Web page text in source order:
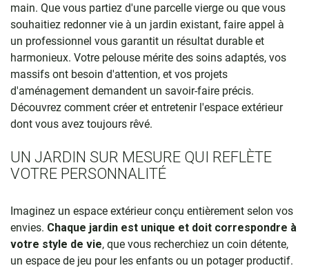
main. Que vous partiez d'une parcelle vierge ou que vous
souhaitiez redonner vie à un jardin existant, faire appel à
un professionnel vous garantit un résultat durable et
harmonieux. Votre pelouse mérite des soins adaptés, vos
massifs ont besoin d'attention, et vos projets
d'aménagement demandent un savoir-faire précis.
Découvrez comment créer et entretenir l'espace extérieur
dont vous avez toujours rêvé.
UN JARDIN SUR MESURE QUI REFLÈTE
VOTRE PERSONNALITÉ
Imaginez un espace extérieur conçu entièrement selon vos
envies. Chaque jardin est unique et doit correspondre à
votre style de vie, que vous recherchiez un coin détente,
un espace de jeu pour les enfants ou un potager productif.